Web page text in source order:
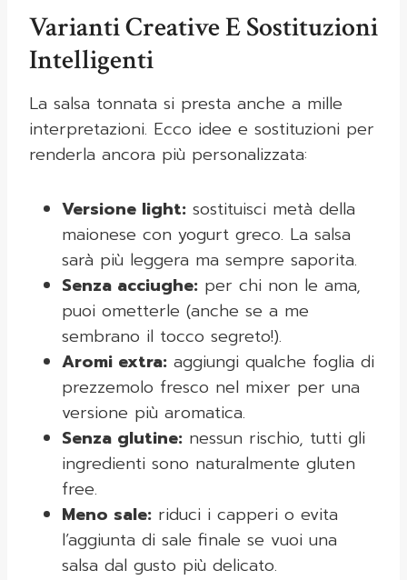
Varianti Creative E Sostituzioni
Intelligenti
La salsa tonnata si presta anche a mille
interpretazioni. Ecco idee e sostituzioni per
renderla ancora più personalizzata:
Versione light: sostituisci metà della
maionese con yogurt greco. La salsa
sarà più leggera ma sempre saporita.
Senza acciughe: per chi non le ama,
puoi ometterle (anche se a me
sembrano il tocco segreto!).
Aromi extra: aggiungi qualche foglia di
prezzemolo fresco nel mixer per una
versione più aromatica.
Senza glutine: nessun rischio, tutti gli
ingredienti sono naturalmente gluten
free.
Meno sale: riduci i capperi o evita
l’aggiunta di sale finale se vuoi una
salsa dal gusto più delicato.